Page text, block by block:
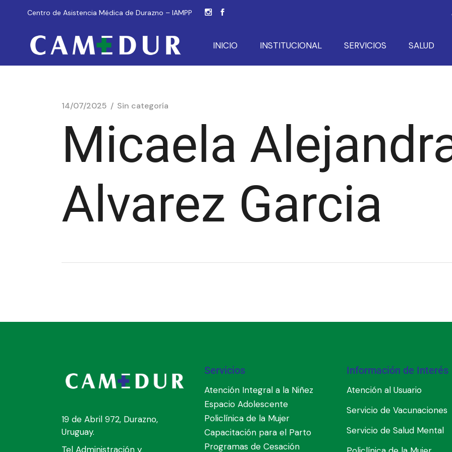
Centro de Asistencia Médica de Durazno – IAMPP
INICIO INSTITUCIONAL SERVICIOS SALUD
14/07/2025 Sin categoría
Micaela
Alvarez Garcia
19 de Abril 972, Durazno,
Uruguay.
Tel Administración y
Servicios
Atención Integral a la Niñez
Espacio Adolescente
Policlínica de la Mujer
Capacitación para el Parto
Programas de Cesación
Información de Interés
Atención al Usuario
Servicio de Vacunaciones
Servicio de Salud Mental